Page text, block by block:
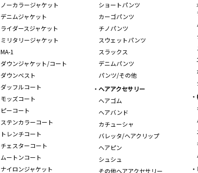
ノーカラージャケット
デニムジャケット
ライダースジャケット
ミリタリージャケット
MA-1
ダウンジャケット/コート
ダウンベスト
ダッフルコート
モッズコート
ピーコート
ステンカラーコート
トレンチコート
チェスターコート
ムートンコート
ナイロンジャケット
ショートパンツ
カーゴパンツ
チノパンツ
スウェットパンツ
スラックス
デニムパンツ
パンツ/その他
ヘアアクセサリー
ヘアゴム
ヘアバンド
カチューシャ
バレッタ/ヘアクリップ
ヘアピン
シュシュ
その他ヘアアクセサリー